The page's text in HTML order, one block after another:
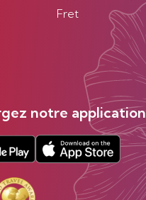
Fret
notre application